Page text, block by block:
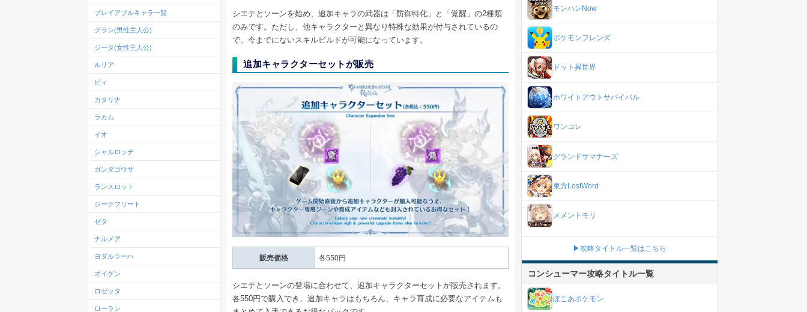
シエテとソーンを始め、追加キャラの武器は「防御特化」と「覚醒」の2種類
のみです。ただし、他キャラクターと異なり特殊な効果が付与されているの
で、今までにないスキルビルドが可能になっています。
追加キャラクターセットが販売
販売価格 各550円
シエテとソーンの登場に合わせて、追加キャラクターセットが販売されます。
各550円で購入でき、追加キャラはもちろん、キャラ育成に必要なアイテムも
プレイアブルキャラ一覧
グラン(男性主人公)
ジータ(女性主人公)
ルリア
ビィ
カタリナ
ラカム
イオ
シャルロッテ
ガンダゴウザ
ランスロット
ジークフリート
ゼタ
ナルメア
ヨダルラーハ
オイゲン
ロゼッタ
ローラン
モンハンNow
ポケモンフレンズ
ドット異世界
ホワイトアウトサバイバル
ワンコレ
グランドサマナーズ
東方LostWord
メメントモリ
▶攻略タイトル一覧はこちら
コンシューマー攻略タイトル一覧
ぽこあポケモン